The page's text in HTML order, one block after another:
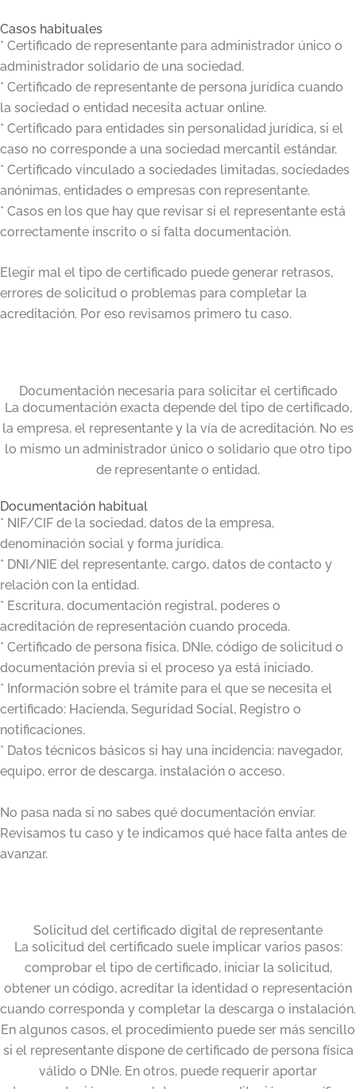
Casos habituales
* Certificado de representante para administrador único o
administrador solidario de una sociedad.
* Certificado de representante de persona jurídica cuando
la sociedad o entidad necesita actuar online.
* Certificado para entidades sin personalidad jurídica, si el
caso no corresponde a una sociedad mercantil estándar.
* Certificado vinculado a sociedades limitadas, sociedades
anónimas, entidades o empresas con representante.
* Casos en los que hay que revisar si el representante está
correctamente inscrito o si falta documentación.
Elegir mal el tipo de certificado puede generar retrasos,
errores de solicitud o problemas para completar la
acreditación. Por eso revisamos primero tu caso.
Documentación necesaria para solicitar el certificado
La documentación exacta depende del tipo de certificado,
la empresa, el representante y la vía de acreditación. No es
lo mismo un administrador único o solidario que otro tipo
de representante o entidad.
Documentación habitual
* NIF/CIF de la sociedad, datos de la empresa,
denominación social y forma jurídica.
* DNI/NIE del representante, cargo, datos de contacto y
relación con la entidad.
* Escritura, documentación registral, poderes o
acreditación de representación cuando proceda.
* Certificado de persona física, DNIe, código de solicitud o
documentación previa si el proceso ya está iniciado.
* Información sobre el trámite para el que se necesita el
certificado: Hacienda, Seguridad Social, Registro o
notificaciones.
* Datos técnicos básicos si hay una incidencia: navegador,
equipo, error de descarga, instalación o acceso.
No pasa nada si no sabes qué documentación enviar.
Revisamos tu caso y te indicamos qué hace falta antes de
avanzar.
Solicitud del certificado digital de representante
La solicitud del certificado suele implicar varios pasos:
comprobar el tipo de certificado, iniciar la solicitud,
obtener un código, acreditar la identidad o representación
cuando corresponda y completar la descarga o instalación.
En algunos casos, el procedimiento puede ser más sencillo
si el representante dispone de certificado de persona física
válido o DNIe. En otros, puede requerir aportar